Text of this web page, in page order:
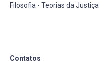
Filosofia - Teorias da Justiça
Contatos